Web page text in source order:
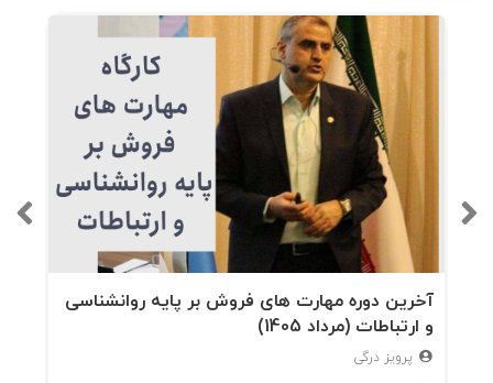
آخرین دوره مهارت های فروش بر پایه روانشناسی
و ارتباطات (مرداد 1405)
پرویز درگی